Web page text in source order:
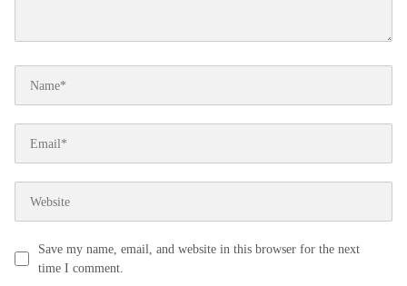
Save my name, email, and website in this browser for the next
time I comment.